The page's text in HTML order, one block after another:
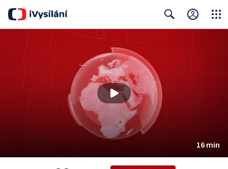
16 min